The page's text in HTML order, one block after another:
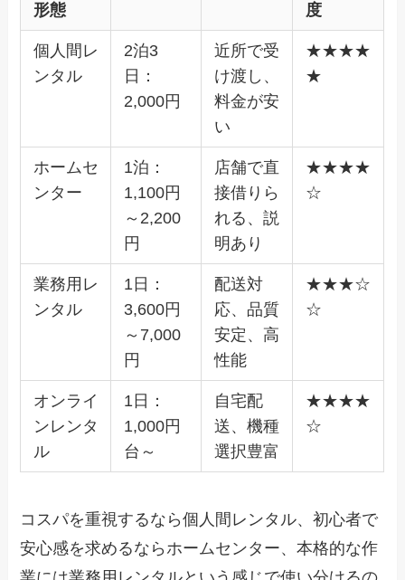
形態
度
個人間レ
ンタル
2泊3
日：
2,000円
近所で受
け渡し、
料金が安
い
★★★★
★
ホームセ
ンター
1泊：
1,100円
～2,200
円
店舗で直
接借りら
れる、説
明あり
★★★★
☆
業務用レ
ンタル
1日：
3,600円
～7,000
円
配送対
応、品質
安定、高
性能
★★★☆
☆
オンライ
ンレンタ
ル
1日：
1,000円
台～
自宅配
送、機種
選択豊富
★★★★
☆
コスパを重視するなら個人間レンタル、初心者で
安心感を求めるならホームセンター、本格的な作